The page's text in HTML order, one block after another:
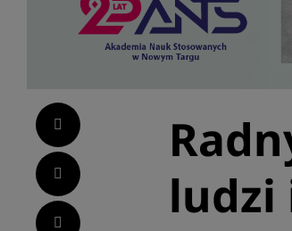
Facebook
Twitter
LinkedIn
ludzi